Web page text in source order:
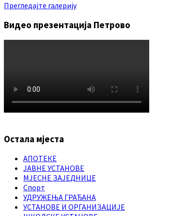
Прегледајте галерију
Видео презентација Петрово
Остала мјеста
АПОТЕКЕ
ЈАВНЕ УСТАНОВЕ
МЈЕСНЕ ЗАЈЕДНИЦЕ
Спорт
УДРУЖЕЊА ГРАЂАНА
УСТАНОВЕ И ОРГАНИЗАЦИЈЕ